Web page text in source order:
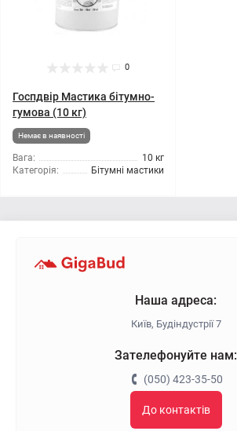
0
Госпдвір Мастика бітумно-
гумова (10 кг)
Немає в наявності
Вага:
10 кг
Категорія:
Бітумні мастики
Наша адреса:
Київ, Будіндустрії 7
Зателефонуйте нам:
(050) 423-35-50
До контактів